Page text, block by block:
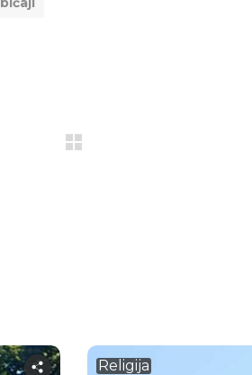
Religija